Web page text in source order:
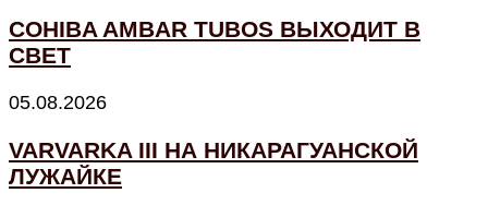
COHIBA AMBAR TUBOS ВЫХОДИТ В
СВЕТ
05.08.2026
VARVARKA III НА НИКАРАГУАНСКОЙ
ЛУЖАЙКЕ